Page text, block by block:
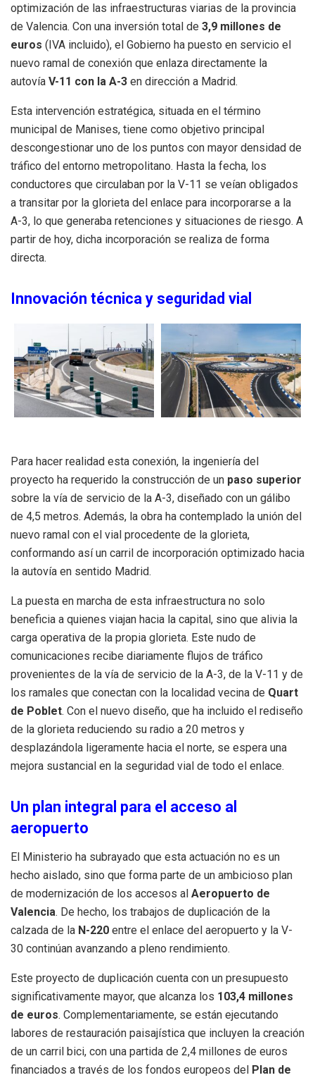
optimización de las infraestructuras viarias de la provincia
de Valencia. Con una inversión total de 3,9 millones de
euros (IVA incluido), el Gobierno ha puesto en servicio el
nuevo ramal de conexión que enlaza directamente la
autovía V-11 con la A-3 en dirección a Madrid.
Esta intervención estratégica, situada en el término
municipal de Manises, tiene como objetivo principal
descongestionar uno de los puntos con mayor densidad de
tráfico del entorno metropolitano. Hasta la fecha, los
conductores que circulaban por la V-11 se veían obligados
a transitar por la glorieta del enlace para incorporarse a la
A-3, lo que generaba retenciones y situaciones de riesgo. A
partir de hoy, dicha incorporación se realiza de forma
directa.
Innovación técnica y seguridad vial
Para hacer realidad esta conexión, la ingeniería del
proyecto ha requerido la construcción de un paso superior
sobre la vía de servicio de la A-3, diseñado con un gálibo
de 4,5 metros. Además, la obra ha contemplado la unión del
nuevo ramal con el vial procedente de la glorieta,
conformando así un carril de incorporación optimizado hacia
la autovía en sentido Madrid.
La puesta en marcha de esta infraestructura no solo
beneficia a quienes viajan hacia la capital, sino que alivia la
carga operativa de la propia glorieta. Este nudo de
comunicaciones recibe diariamente flujos de tráfico
provenientes de la vía de servicio de la A-3, de la V-11 y de
los ramales que conectan con la localidad vecina de Quart
de Poblet. Con el nuevo diseño, que ha incluido el rediseño
de la glorieta reduciendo su radio a 20 metros y
desplazándola ligeramente hacia el norte, se espera una
mejora sustancial en la seguridad vial de todo el enlace.
Un plan integral para el acceso al
aeropuerto
El Ministerio ha subrayado que esta actuación no es un
hecho aislado, sino que forma parte de un ambicioso plan
de modernización de los accesos al Aeropuerto de
Valencia. De hecho, los trabajos de duplicación de la
calzada de la N-220 entre el enlace del aeropuerto y la V-
30 continúan avanzando a pleno rendimiento.
Este proyecto de duplicación cuenta con un presupuesto
significativamente mayor, que alcanza los 103,4 millones
de euros. Complementariamente, se están ejecutando
labores de restauración paisajística que incluyen la creación
de un carril bici, con una partida de 2,4 millones de euros
financiados a través de los fondos europeos del Plan de